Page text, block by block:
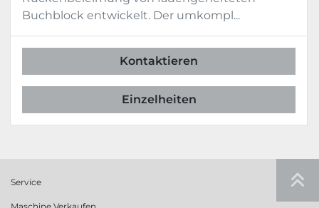
510 x 320 x 80 mm
Formatbereich unbeschnitten
min.: 100 x  90 x  3 mm
SOLEMA ADAGIATORE SX
Niederlegvorrichtung
Buchblock entwickelt. Der umkompl...
Kontaktieren
Einzelheiten
Service